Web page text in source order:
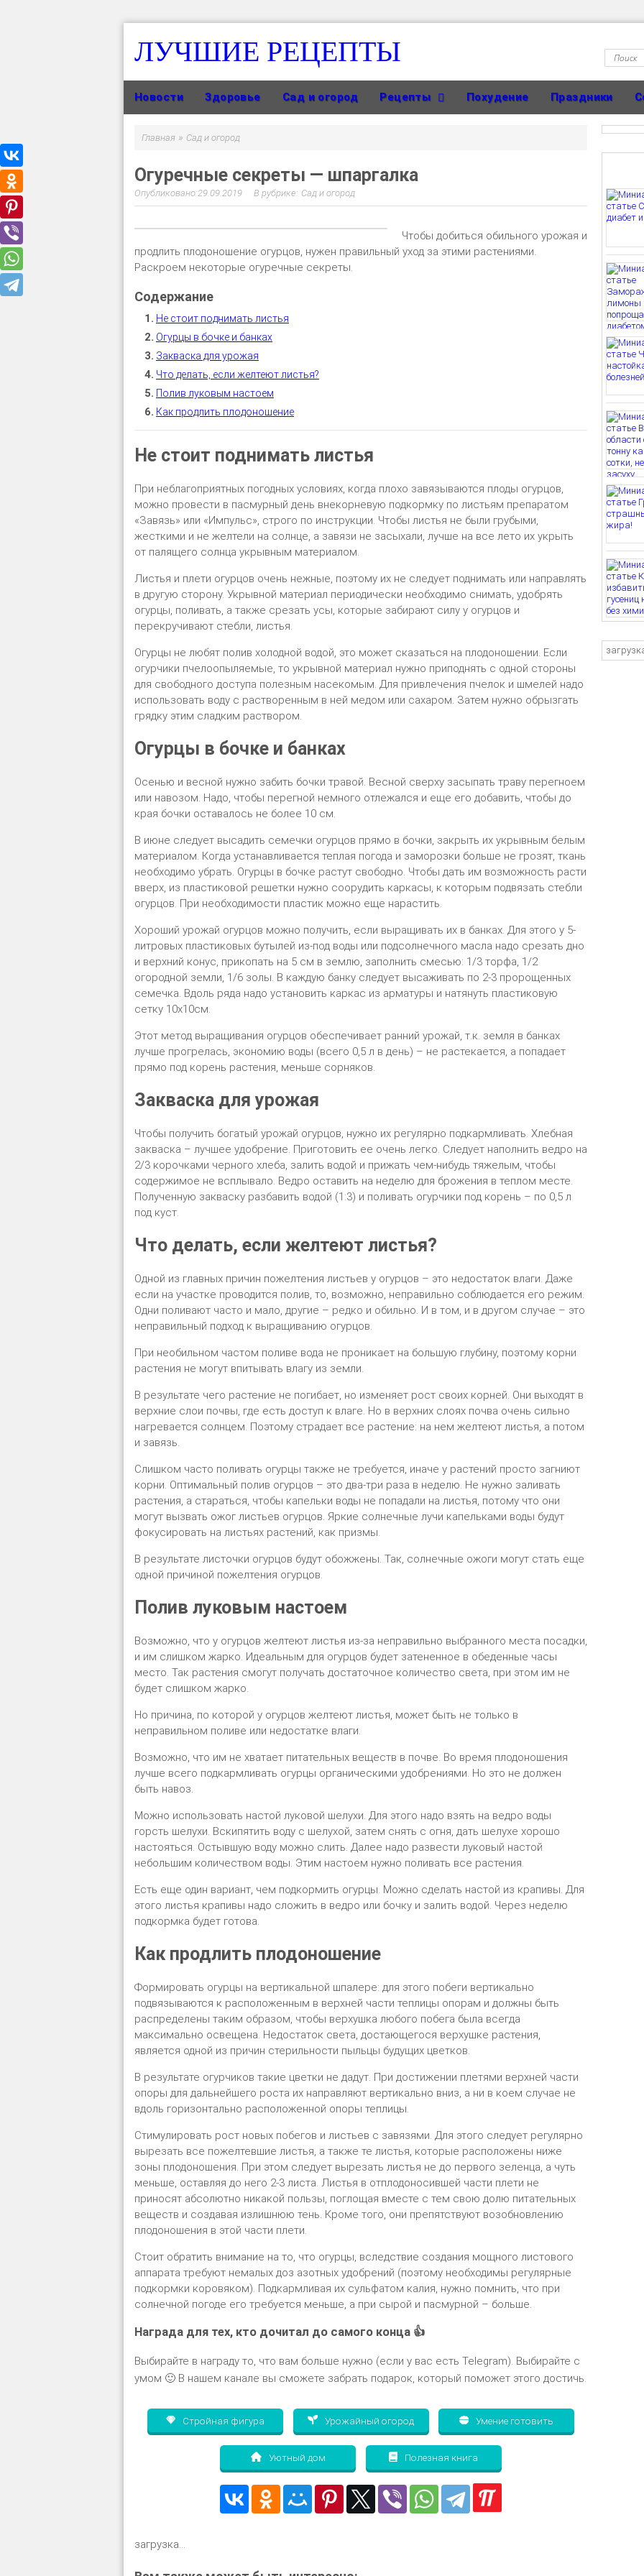
ЛУЧШИЕ РЕЦЕПТЫ
Новости Здоровье Сад и огород Рецепты Похудение Праздники
Главная » Сад и огород
Огуречные секреты — шпаргалка
29.09.2019 Сад и огород
Чтобы добиться обильного урожая и
продлить плодоношение огурцов, нужен правильный уход за этими растениями.
Раскроем некоторые огуречные секреты.
Не стоит поднимать листья
Огурцы в бочке и банках
Закваска для урожая
Что делать, если желтеют листья?
Полив луковым настоем
Как продлить плодоношение
Не стоит поднимать листья
При неблагоприятных погодных условиях, когда плохо завязываются плоды огурцов,
можно провести в пасмурный день внекорневую подкормку по листьям препаратом
«Завязь» или «Импульс», строго по инструкции. Чтобы листья не были грубыми,
жесткими и не желтели на солнце, а завязи не засыхали, лучше на все лето их укрыть
от палящего солнца укрывным материалом.
Листья и плети огурцов очень нежные, поэтому их не следует поднимать или направлять
в другую сторону. Укрывной материал периодически необходимо снимать, удобрять
огурцы, поливать, а также срезать усы, которые забирают силу у огурцов и
перекручивают стебли, листья.
Огурцы не любят полив холодной водой, это может сказаться на плодоношении. Если
огурчики пчелоопыляемые, то укрывной материал нужно приподнять с одной стороны
для свободного доступа полезным насекомым. Для привлечения пчелок и шмелей надо
использовать воду с растворенным в ней медом или сахаром. Затем нужно обрызгать
грядку этим сладким раствором.
Огурцы в бочке и банках
Осенью и весной нужно забить бочки травой. Весной сверху засыпать траву перегноем
или навозом. Надо, чтобы перегной немного отлежался и еще его добавить, чтобы до
края бочки оставалось не более 10 см.
В июне следует высадить семечки огурцов прямо в бочки, закрыть их укрывным белым
материалом. Когда устанавливается теплая погода и заморозки больше не грозят, ткань
необходимо убрать. Огурцы в бочке растут свободно. Чтобы дать им возможность расти
вверх, из пластиковой решетки нужно соорудить каркасы, к которым подвязать стебли
огурцов. При необходимости пластик можно еще нарастить.
Хороший урожай огурцов можно получить, если выращивать их в банках. Для этого у 5-
литровых пластиковых бутылей из-под воды или подсолнечного масла надо срезать дно
и верхний конус, прикопать на 5 см в землю, заполнить смесью: 1/3 торфа, 1/2
огородной земли, 1/6 золы. В каждую банку следует высаживать по 2-3 пророщенных
семечка. Вдоль ряда надо установить каркас из арматуры и натянуть пластиковую
сетку 10х10см.
Этот метод выращивания огурцов обеспечивает ранний урожай, т.к. земля в банках
лучше прогрелась, экономию воды (всего 0,5 л в день) – не растекается, а попадает
прямо под корень растения, меньше сорняков.
Закваска для урожая
Чтобы получить богатый урожай огурцов, нужно их регулярно подкармливать. Хлебная
закваска – лучшее удобрение. Приготовить ее очень легко. Следует наполнить ведро на
2/3 корочками черного хлеба, залить водой и прижать чем-нибудь тяжелым, чтобы
содержимое не всплывало. Ведро оставить на неделю для брожения в теплом месте.
Полученную закваску разбавить водой (1:3) и поливать огурчики под корень – по 0,5 л
под куст.
Что делать, если желтеют листья?
Одной из главных причин пожелтения листьев у огурцов – это недостаток влаги. Даже
если на участке проводится полив, то, возможно, неправильно соблюдается его режим.
Одни поливают часто и мало, другие – редко и обильно. И в том, и в другом случае – это
неправильный подход к выращиванию огурцов.
При необильном частом поливе вода не проникает на большую глубину, поэтому корни
растения не могут впитывать влагу из земли.
В результате чего растение не погибает, но изменяет рост своих корней. Они выходят в
верхние слои почвы, где есть доступ к влаге. Но в верхних слоях почва очень сильно
нагревается солнцем. Поэтому страдает все растение: на нем желтеют листья, а потом
и завязь.
Слишком часто поливать огурцы также не требуется, иначе у растений просто загниют
корни. Оптимальный полив огурцов – это два-три раза в неделю. Не нужно заливать
растения, а стараться, чтобы капельки воды не попадали на листья, потому что они
могут вызвать ожог листьев огурцов. Яркие солнечные лучи капельками воды будут
фокусировать на листьях растений, как призмы.
В результате листочки огурцов будут обожжены. Так, солнечные ожоги могут стать еще
одной причиной пожелтения огурцов.
Полив луковым настоем
Возможно, что у огурцов желтеют листья из-за неправильно выбранного места посадки,
и им слишком жарко. Идеальным для огурцов будет затененное в обеденные часы
место. Так растения смогут получать достаточное количество света, при этом им не
будет слишком жарко.
Но причина, по которой у огурцов желтеют листья, может быть не только в
неправильном поливе или недостатке влаги.
Возможно, что им не хватает питательных веществ в почве. Во время плодоношения
лучше всего подкармливать огурцы органическими удобрениями. Но это не должен
быть навоз.
Можно использовать настой луковой шелухи. Для этого надо взять на ведро воды
горсть шелухи. Вскипятить воду с шелухой, затем снять с огня, дать шелухе хорошо
настояться. Остывшую воду можно слить. Далее надо развести луковый настой
небольшим количеством воды. Этим настоем нужно поливать все растения.
Есть еще один вариант, чем подкормить огурцы. Можно сделать настой из крапивы. Для
этого листья крапивы надо сложить в ведро или бочку и залить водой. Через неделю
подкормка будет готова.
Как продлить плодоношение
Формировать огурцы на вертикальной шпалере: для этого побеги вертикально
подвязываются к расположенным в верхней части теплицы опорам и должны быть
распределены таким образом, чтобы верхушка любого побега была всегда
максимально освещена. Недостаток света, достающегося верхушке растения,
является одной из причин стерильности пыльцы будущих цветков.
В результате огурчиков такие цветки не дадут. При достижении плетями верхней части
опоры для дальнейшего роста их направляют вертикально вниз, а ни в коем случае не
вдоль горизонтально расположенной опоры теплицы.
Стимулировать рост новых побегов и листьев с завязями. Для этого следует регулярно
вырезать все пожелтевшие листья, а также те листья, которые расположены ниже
зоны плодоношения. При этом следует вырезать листья не до первого зеленца, а чуть
меньше, оставляя до него 2-3 листа. Листья в отплодоносившей части плети не
приносят абсолютно никакой пользы, поглощая вместе с тем свою долю питательных
веществ и создавая излишнюю тень. Кроме того, они препятствуют возобновлению
плодоношения в этой части плети.
Стоит обратить внимание на то, что огурцы, вследствие создания мощного листового
аппарата требуют немалых доз азотных удобрений (поэтому необходимы регулярные
подкормки коровяком). Подкармливая их сульфатом калия, нужно помнить, что при
солнечной погоде его требуется меньше, а при сырой и пасмурной – больше.
Награда для тех, кто дочитал до самого конца 👍
Выбирайте в награду то, что вам больше нужно (если у вас есть Telegram). Выбирайте с
умом 🙂 В нашем канале вы сможете забрать подарок, который поможет этого достичь.
Стройная фигура Урожайный огород Умение готовить
Уютный дом Полезная книга
загрузка...